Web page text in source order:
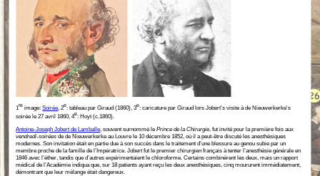
1re image:Soirée , 2e: tableau par Giraud (1860), 3e: caricature par Giraud lors Jobert's visite à de Nieuwerkerke's
soirée le 27 avril 1860, 4e: Hoyt (c.1860).
Antoine-Joseph Jobert de Lamballe , souvent surnommé lePrince de la Chirurgie, fut invité pour la première fois aux
vendredi-soirées de de Nieuwerkerke au Louvre le 10 décembre 1852, où il a peut-être discuté les anesthésiques
modernes. Son invitation était en partie due à son succès dans le traitement d’une blessure au genou subie par un
membre proche de la famille de l’Impératrice. Jobert fut le premier chirurgien français à tenter l’anesthésie générale en
1846 avec l’éther, tandis que d’autres expérimentaient le chloroforme. Certains combinèrent les deux, mais un rapport
médical de l’Académie indiqua que, sur 18 patients ayant reçu les deux anesthésiques, cinq moururent immédiatement,
démontrant que leur mélange était dangereux.